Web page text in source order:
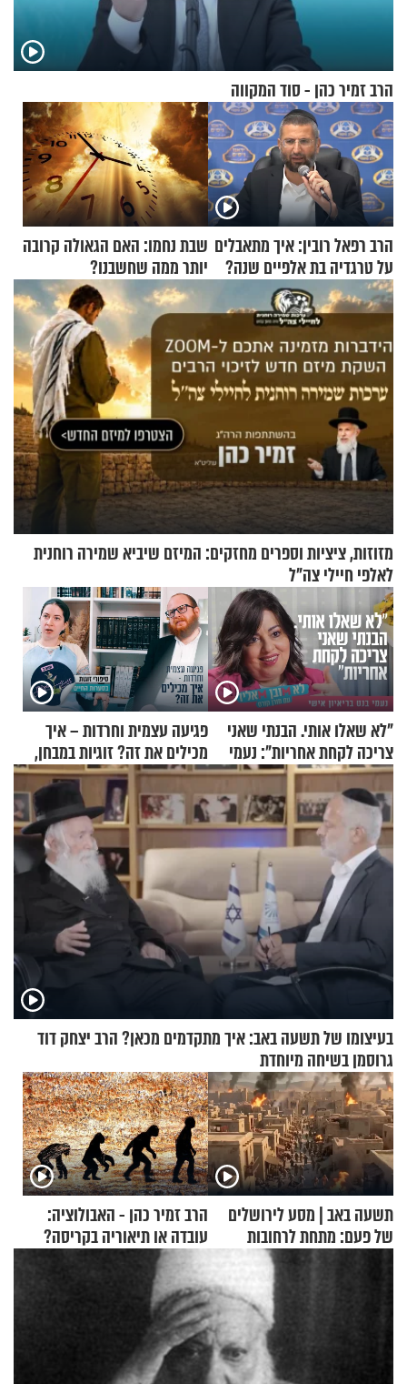
הרב זמיר כהן - סוד המקווה
הרב רפאל רובין: איך מתאבלים
על טרגדיה בת אלפיים שנה?
שבת נחמו: האם הגאולה קרובה
יותר ממה שחשבנו?
מזוזות, ציציות וספרים מחזקים: המיזם שיביא שמירה רוחנית
לאלפי חיילי צה"ל
"לא שאלו אותי. הבנתי שאני
צריכה לקחת אחריות": נעמי
בנט בריאיון אישי
פגיעה עצמית וחרדות – איך
מכילים את זה? זוגיות במבחן,
הפעם עם יהודית ואלתר כהן
בעיצומו של תשעה באב: איך מתקדמים מכאן? הרב יצחק דוד
גרוסמן בשיחה מיוחדת
תשעה באב | מסע לירושלים
של פעם: מתחת לרחובות
הרב זמיר כהן - האבולוציה:
עובדה או תיאוריה בקריסה?